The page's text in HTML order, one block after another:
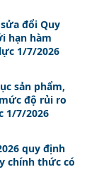
đổi Quy
hạn hàm
1/7/2026
sản phẩm,
độ rủi ro
1/7/2026
quy định
chính thức có